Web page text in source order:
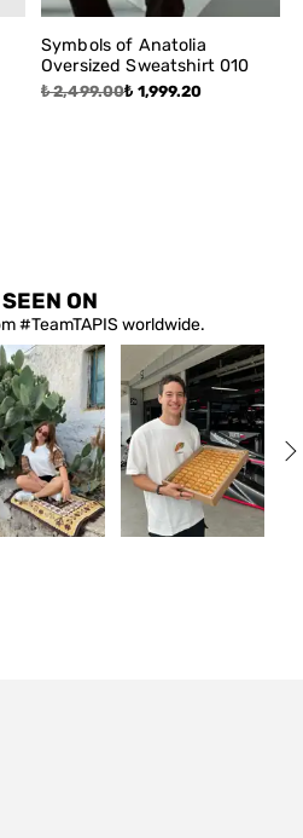
Symbols of Anatolia
Oversized Sweatshirt 010
₺ 2,499.00₺ 1,999.20
ON
#TeamTAPIS worldwide.